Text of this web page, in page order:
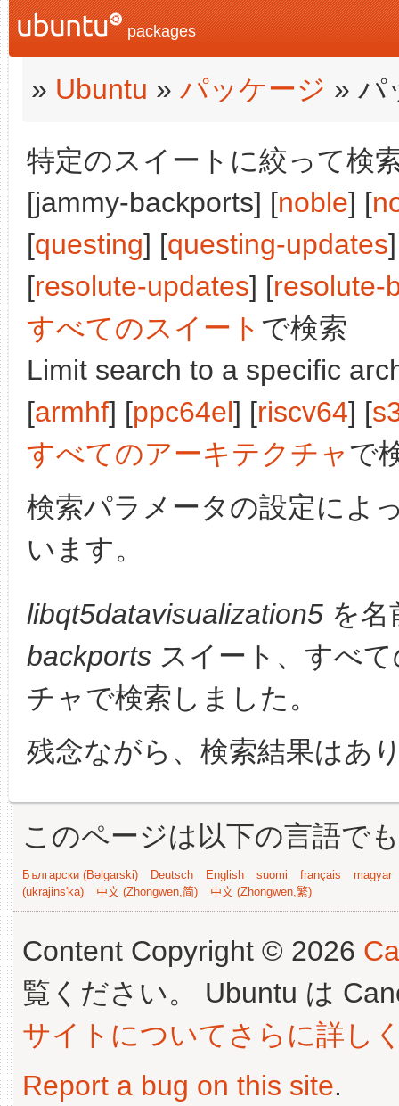
packages
» Ubuntu » パッケージ » パ
特定のスイートに絞って検
[jammy-backports] [noble] [
[questing] [questing-updates
[resolute-updates] [resolute-
すべてのスイート で検索
Limit search to a specific
[armhf] [ppc64el] [riscv64] [
すべてのアーキテクチャで
検索パラメータの設定によ
います。
libqt5datavisualization5 を名
backports スイート、すべ
チャで検索しました。
残念ながら、検索結果はあ
このページは以下の言語で
Български (Bəlgarski) Deutsch English suomi français
magyar
(ukrajins'ka)
中文 (Zhongwen,简) 中文 (Zhongwen,繁)
Content Copyright © 2026
覧ください。 Ubuntu は
サイトについてさらに詳し
Report a bug on this site.